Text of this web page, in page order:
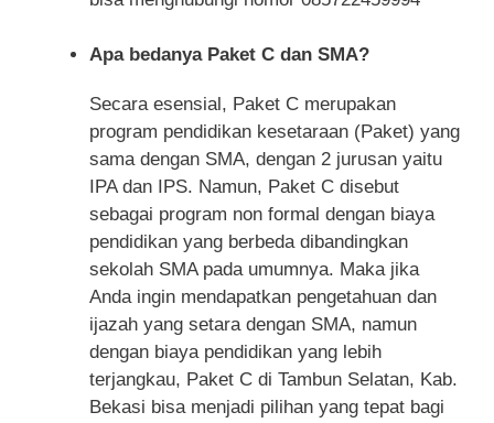
Apa bedanya Paket C dan SMA?
Secara esensial, Paket C merupakan
program pendidikan kesetaraan (Paket) yang
sama dengan SMA, dengan 2 jurusan yaitu
IPA dan IPS. Namun, Paket C disebut
sebagai program non formal dengan biaya
pendidikan yang berbeda dibandingkan
sekolah SMA pada umumnya. Maka jika
Anda ingin mendapatkan pengetahuan dan
ijazah yang setara dengan SMA, namun
dengan biaya pendidikan yang lebih
terjangkau, Paket C di Tambun Selatan, Kab.
Bekasi bisa menjadi pilihan yang tepat bagi